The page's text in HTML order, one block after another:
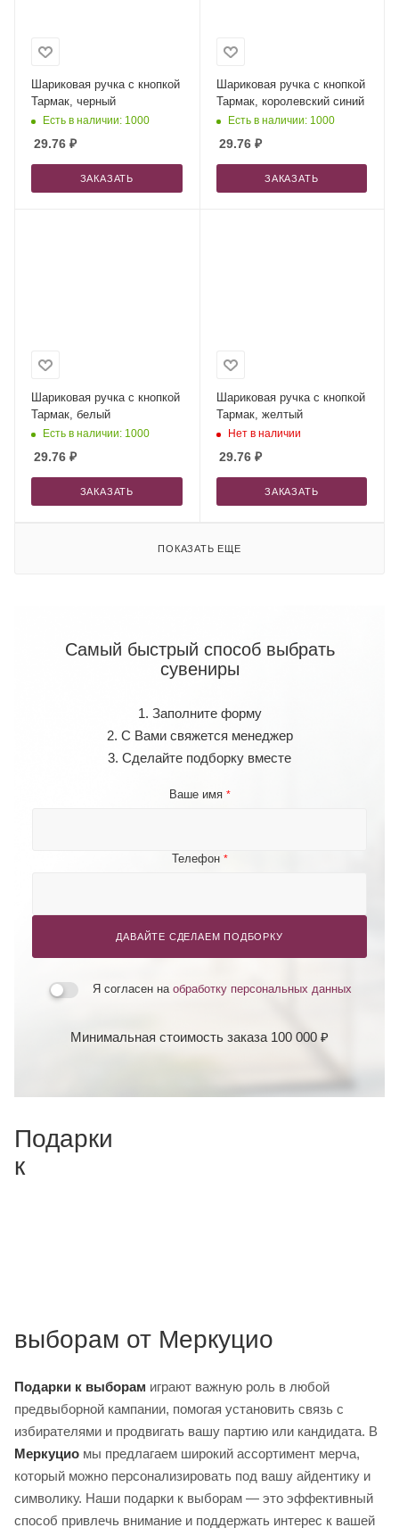
Шариковая ручка с кнопкой
Тармак, черный
Есть в наличии: 1000
29.76 ₽
ЗАКАЗАТЬ
Шариковая ручка с кнопкой
Тармак, королевский синий
Есть в наличии: 1000
29.76₽
ЗАКАЗАТЬ
Шариковая ручка с кнопкой
Тармак, белый
Есть в наличии: 1000
29.76 ₽
ЗАКАЗАТЬ
Шариковая ручка с кнопкой
Тармак, желтый
Нет в наличии
29.76₽
ЗАКАЗАТЬ
ПОКАЗАТЬ ЕЩЕ
Самый быстрый способ выбрать
сувениры
1. Заполните форму
2. С Вами свяжется менеджер
3. Сделайте подборку вместе
Ваше имя *
Телефон *
ДАВАЙТЕ СДЕЛАЕМ ПОДБОРКУ
Я согласен на обработку персональных данных
Минимальная стоимость заказа 100 000 ₽
Подарки
к
выборам от Меркуцио
Подарки к выборам играют важную роль в любой
предвыборной кампании, помогая установить связь с
избирателями и продвигать вашу партию или кандидата. В
Меркуцио мы предлагаем широкий ассортимент мерча,
который можно персонализировать под вашу айдентику и
символику. Наши подарки к выборам — это эффективный
способ привлечь внимание и поддержать интерес к вашей